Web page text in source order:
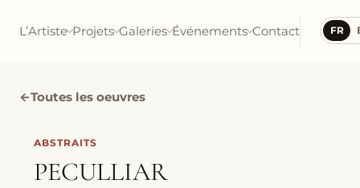
L’Artiste Projets Galeries Événements Contact FR
←Toutes les oeuvres
ABSTRAITS
PECULLIAR